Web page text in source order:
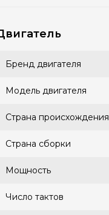
Бренд двигателя
Модель двигателя
Страна происхождения
Страна сборки
Мощность
Число тактов